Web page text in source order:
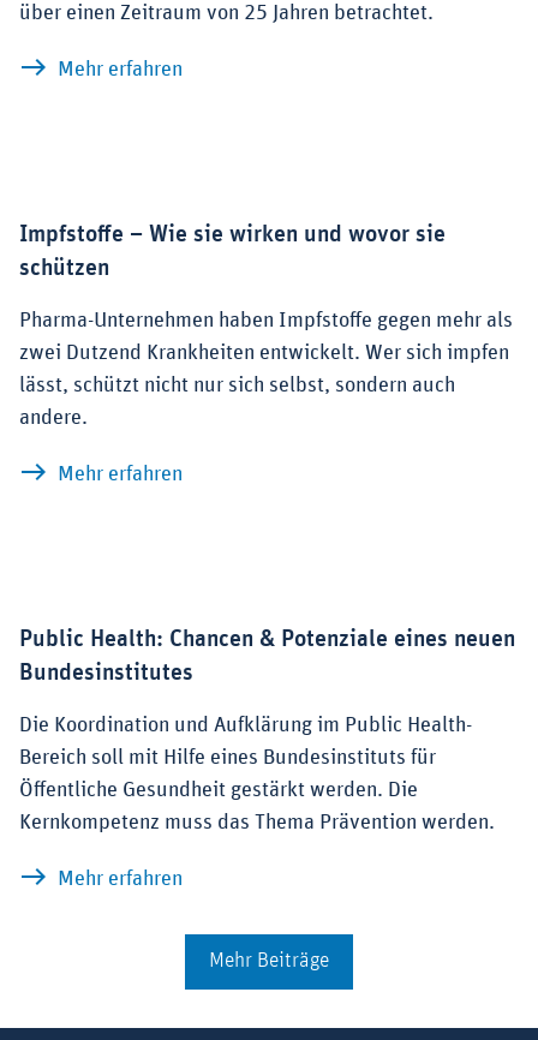
über einen Zeitraum von 25 Jahren betrachtet.
Mehr erfahren
Impfstoffe – Wie sie wirken und wovor sie
schützen
Pharma-Unternehmen haben Impfstoffe gegen mehr als
zwei Dutzend Krankheiten entwickelt. Wer sich impfen
lässt, schützt nicht nur sich selbst, sondern auch
andere.
Mehr erfahren
Public Health: Chancen & Potenziale eines neuen
Bundesinstitutes
Die Koordination und Aufklärung im Public Health-
Bereich soll mit Hilfe eines Bundesinstituts für
Öffentliche Gesundheit gestärkt werden. Die
Kernkompetenz muss das Thema Prävention werden.
Mehr erfahren
Mehr Beiträge